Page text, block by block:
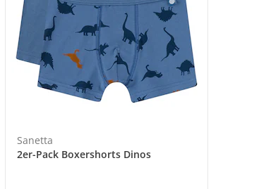
Sanetta
2er-Pack Boxershorts Dinos